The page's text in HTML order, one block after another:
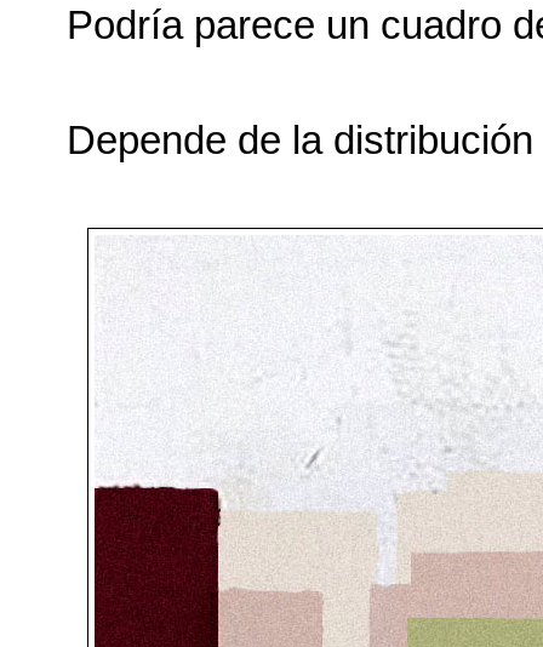
Podría parece un cuadro
Depende de la